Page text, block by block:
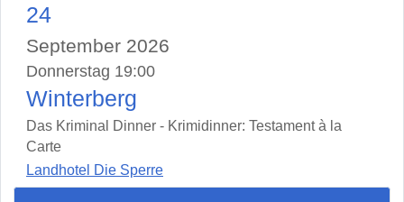
24
September 2026
Donnerstag 19:00
Winterberg
Das Kriminal Dinner - Krimidinner: Testament à la
Carte
Landhotel Die Sperre